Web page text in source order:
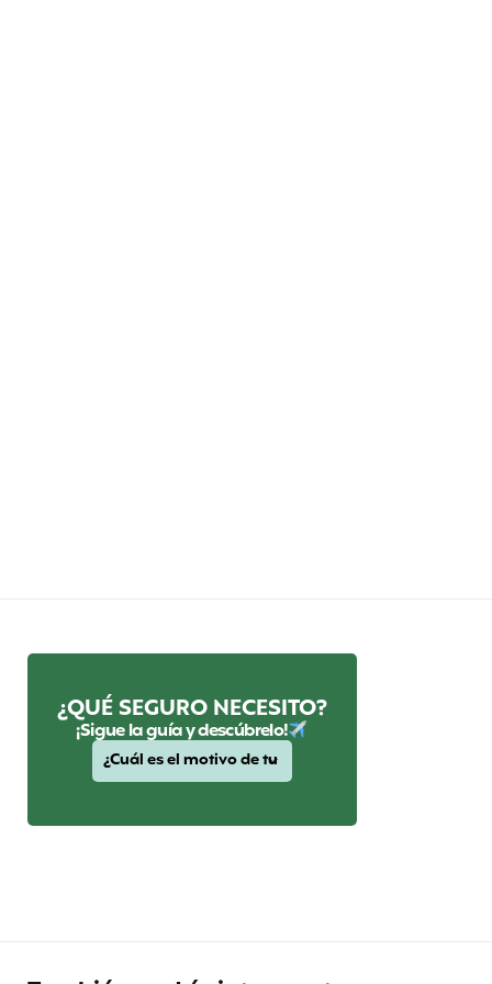
¿QUÉ SEGURO NECESITO?
¡Sigue la guía y descúbrelo!